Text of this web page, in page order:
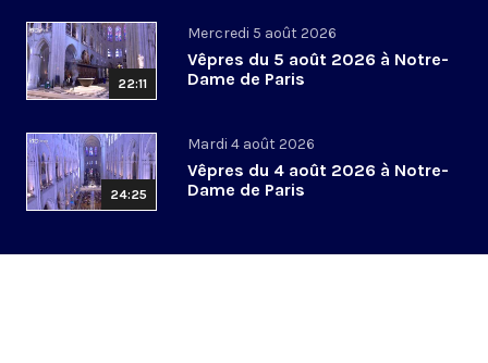
22:11
Mercredi 5 août 2026
Vêpres du 5 août 2026 à Notre-
Dame de Paris
24:25
Mardi 4 août 2026
Vêpres du 4 août 2026 à Notre-
Dame de Paris